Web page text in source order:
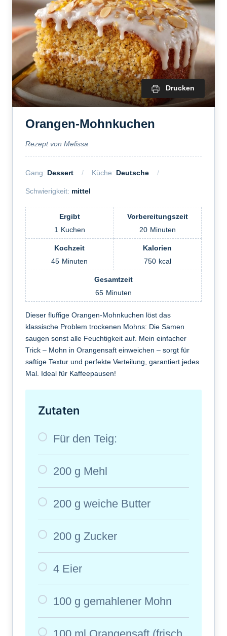
Drucken
Orangen-Mohnkuchen
Rezept von Melissa
Gang: Dessert Küche: Deutsche
Schwierigkeit: mittel
Ergibt
1 Kuchen
Vorbereitungszeit
20 Minuten
Kochzeit
45 Minuten
Kalorien
750 kcal
Gesamtzeit
65 Minuten
Dieser fluffige Orangen-Mohnkuchen löst das
klassische Problem trockenen Mohns: Die Samen
saugen sonst alle Feuchtigkeit auf. Mein einfacher
Trick – Mohn in Orangensaft einweichen – sorgt für
saftige Textur und perfekte Verteilung, garantiert jedes
Mal. Ideal für Kaffeepausen!
Zutaten
Für den Teig:
200 g Mehl
200 g weiche Butter
200 g Zucker
4 Eier
100 g gemahlener Mohn